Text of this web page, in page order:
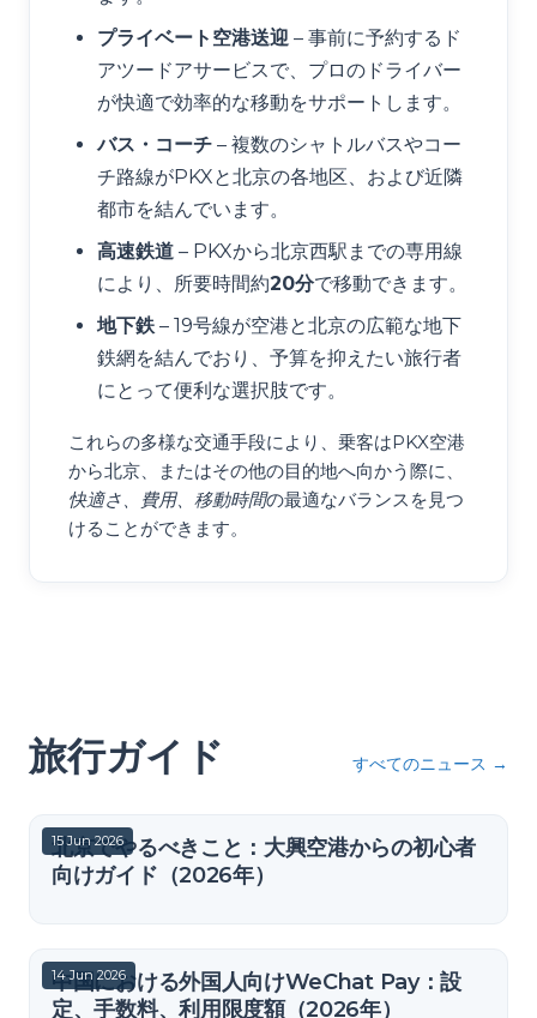
プライベート空港送迎 – 事前に予約するド
アツードアサービスで、プロのドライバー
が快適で効率的な移動をサポートします。
バス・コーチ – 複数のシャトルバスやコー
チ路線がPKXと北京の各地区、および近隣
都市を結んでいます。
高速鉄道 – PKXから北京西駅までの専用線
により、所要時間約20分で移動できます。
地下鉄 – 19号線が空港と北京の広範な地下
鉄網を結んでおり、予算を抑えたい旅行者
にとって便利な選択肢です。
これらの多様な交通手段により、乗客はPKX空港
から北京、またはその他の目的地へ向かう際に、
快適さ、費用、移動時間の最適なバランスを見つ
けることができます。
旅行ガイド すべてのニュース →
15 Jun 2026
北京でやるべきこと：大興空港からの初心者
向けガイド（2026年）
14 Jun 2026
中国における外国人向けWeChat Pay：設
定、手数料、利用限度額（2026年）